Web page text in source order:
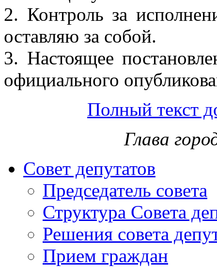
2. Контроль за
оставляю за собой.
3. Настоящее
официального
Полный текст
Глава
Совет депутатов
Председатель совета
Структура Совета
Решения совета
Прием граждан